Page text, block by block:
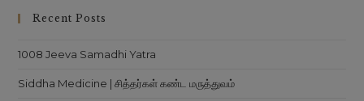
Recent Posts
1008 Jeeva Samadhi Yatra
Siddha Medicine | சித்தர்கள் கண்ட மருத்துவம்